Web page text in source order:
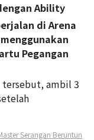
Ability
di Arena
Pegangan
tersebut, ambil 3
Serangan Beruntun